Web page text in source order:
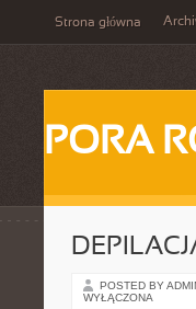
Strona główna
PORA
POSTED BY
WYŁĄCZONA